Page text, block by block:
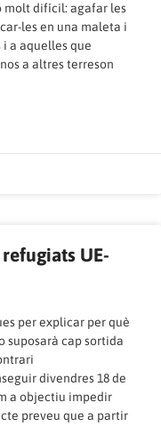
molt difícil: agafar les
les en una maleta i
i a aquelles que
a altres terreson
UE-
per explicar per què
suposarà cap sortida
divendres 18 de
a objectiu impedir
preveu que a partir